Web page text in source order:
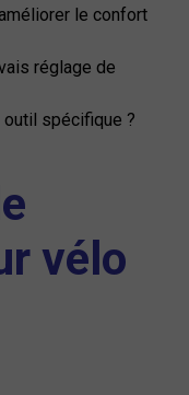
le confort
réglage de
spécifique ?
vélo